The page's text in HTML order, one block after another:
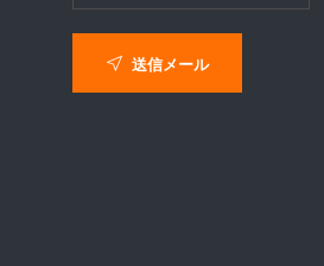
送信メール